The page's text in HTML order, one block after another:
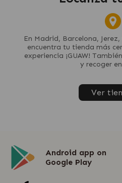
En Madrid, Barcelona,
encuentra tu tienda más
experiencia ¡GUAW!
y recoger
Ver
Android app on
Google Play